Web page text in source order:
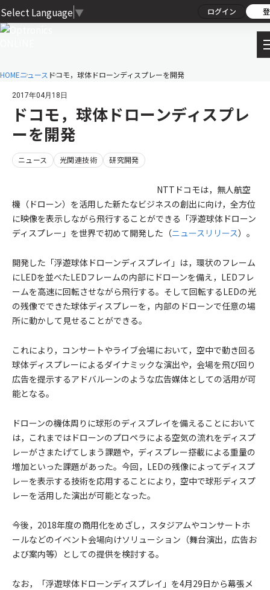
Select Language ▼ ログイン
HOMEニュース ドコモ，球体ドローンディスプレーを開発
2017年04月18日
ドコモ，球体ドローンディスプレ
ーを開発
ニュース 光関連技術 研究開発
NTTドコモは，無人航空
機（ドローン）を活用した新たなビジネスの創出に向け，全方位
に映像を表示しながら飛行することができる「浮遊球体ドローン
ディスプレー」を世界で初めて開発した（ニュースリリース）。
開発した「浮遊球体ドローンディスプレイ」は，環状のフレーム
にLEDを並べたLEDフレームの内部にドローンを備え，LEDフレ
ームを高速に回転させながら飛行する。そして回転するLEDの光
の残像でできた球体ディスプレーを，内部のドローンで任意の場
所に動かして見せることができる。
これにより，コンサートやライブ会場において，空中で動き回る
球体ディスプレーによるダイナミックな演出や，会場を飛び回り
広告を提示するアドバルーンのような広告媒体としての活用が可
能となる。
ドローンの機体周りに球形のディスプレイを備えることにおいて
は，これまではドローンのプロペラによる空気の流れをディスプ
レーがさまたげてしまう課題や，ディスプレー搭載による重量の
増加といった課題があった。今回，LEDの残像によってディスプ
レーを表示する技術を応用することにより，空中で球形ディスプ
レーを活用した演出が可能となった。
今後，2018年度の商用化をめざし，スタジアムやコンサートホ
ールなどのイベント会場向けソリューション（舞台演出，広告お
よび案内等）としての提供を検討する。
なお，「浮遊球体ドローンディスプレイ」を4月29日から幕張メ